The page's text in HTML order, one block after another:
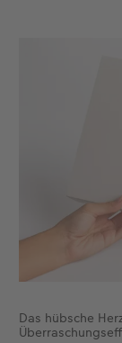
Das hübsche